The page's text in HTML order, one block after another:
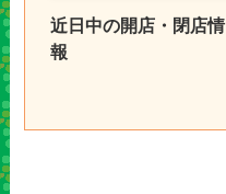
近日中の開店・閉店情
報